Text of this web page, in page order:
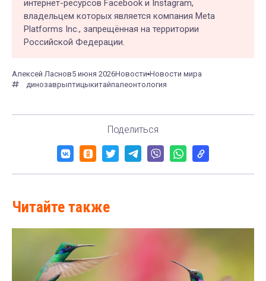
интернет-ресурсов Facebook и Instagram,
владельцем которых является компания Meta
Platforms Inc., запрещённая на территории
Российской Федерации.
Алексей Ласнов5 июня 2026Новости Новости мира
динозаврыптицыкитайпалеонтология
Поделиться
Читайте также